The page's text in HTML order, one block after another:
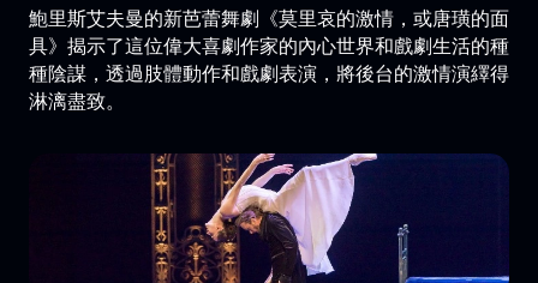
鮑里斯艾夫曼的新芭蕾舞劇《莫里哀的激情，或唐璜的面
具》揭示了這位偉大喜劇作家的內心世界和戲劇生活的種
種陰謀，透過肢體動作和戲劇表演，將後台的激情演繹得
淋漓盡致。